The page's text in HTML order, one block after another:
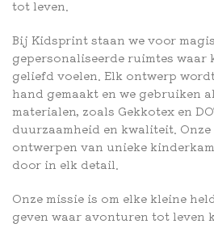
tot leven.
Bij Kidsprint staan we voor
gepersonaliseerde ruimtes waar
geliefd voelen. Elk ontwerp
hand gemaakt en we gebruiken
materialen, zoals Gekkotex en
duurzaamheid en kwaliteit.
ontwerpen van unieke
door in elk detail.
Onze missie is om elke kleine
geven waar avonturen tot leven